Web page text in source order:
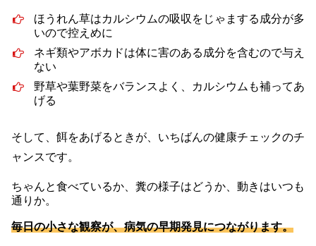
ほうれん草はカルシウムの吸収をじゃまする成分が多
いので控えめに
ネギ類やアボカドは体に害のある成分を含むので与え
ない
野草や葉野菜をバランスよく、カルシウムも補ってあ
げる
そして、餌をあげるときが、いちばんの健康チェックのチ
ャンスです。
ちゃんと食べているか、糞の様子はどうか、動きはいつも
通りか。
毎日の小さな観察が、病気の早期発見につながります。